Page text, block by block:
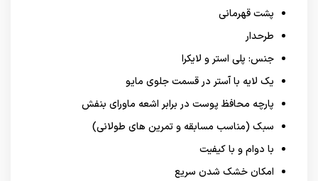
پشت قهرمانی
طرحدار
جنس: پلی استر و لایکرا
یک لایه با آستر در قسمت جلوی مایو
پارچه محافظ پوست در برابر اشعه ماورای بنفش
سبک (مناسب مسابقه و تمرین های طولانی)
با دوام و با کیفیت
امکان خشک شدن سریع